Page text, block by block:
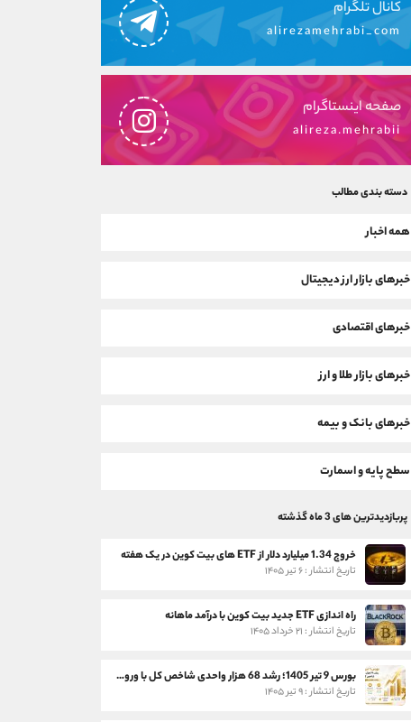
کانال تلگرام
alirezamehrabi_com
صفحه اینستاگرام
alireza.mehrabii
دسته بندی مطالب
همه اخبار
خبرهای بازار ارز دیجیتال
خبرهای اقتصادی
خبرهای بازار طلا و ارز
خبرهای بانک و بیمه
سطح پایه و اسمارت
پربازدیدترین های 3 ماه گذشته
خروج 1.34 میلیارد دلار از ETF های بیت کوین در یک هفته
تاریخ انتشار : ۶ تیر ۱۴۰۵
راه اندازی ETF جدید بیت کوین با درآمد ماهانه
تاریخ انتشار : ۲۱ خرداد ۱۴۰۵
بورس 9 تیر 1405؛ رشد 68 هزار واحدی شاخص کل با ورود 3 همت پول حقیقی
تاریخ انتشار : ۹ تیر ۱۴۰۵